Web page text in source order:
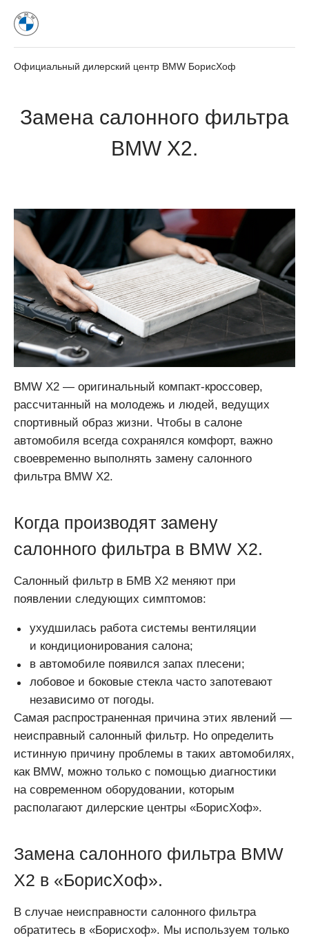
Официальный дилерский центр BMW БорисХоф
Замена салонного фильтра
BMW X2.
BMW X2 — оригинальный компакт-кроссовер,
рассчитанный на молодежь и людей, ведущих
спортивный образ жизни. Чтобы в салоне
автомобиля всегда сохранялся комфорт, важно
своевременно выполнять замену салонного
фильтра BMW X2.
Когда производят замену
салонного фильтра в BMW X2.
Салонный фильтр в БМВ Х2 меняют при
появлении следующих симптомов:
ухудшилась работа системы вентиляции
и кондиционирования салона;
в автомобиле появился запах плесени;
лобовое и боковые стекла часто запотевают
независимо от погоды.
Самая распространенная причина этих явлений —
неисправный салонный фильтр. Но определить
истинную причину проблемы в таких автомобилях,
как BMW, можно только с помощью диагностики
на современном оборудовании, которым
располагают дилерские центры «БорисХоф».
Замена салонного фильтра BMW
X2 в «БорисХоф».
В случае неисправности салонного фильтра
обратитесь в «Борисхоф». Мы используем только